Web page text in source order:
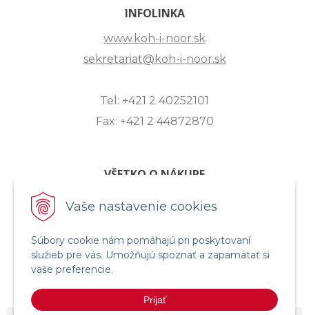
Vaše nastavenie cookies
Súbory cookie nám pomáhajú pri poskytovaní
služieb pre vás. Umožňujú spoznať a zapamätať si
vaše preferencie.
Prijať
INFOLINKA
www.koh-i-noor.sk
sekretariat@koh-i-noor.sk
Tel: +421 2 40252101
Fax: +421 2 44872870
VŠETKO O NÁKUPE
ZASLANIE OTÁZKY
OBCHODNÉ PODMIENKY
REKLAMAČNÝ PORIADOK